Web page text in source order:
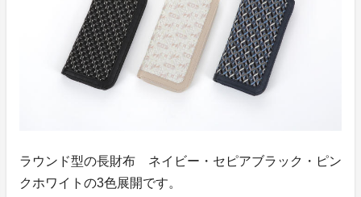
ラウンド型の長財布 ネイビー・セピアブラック・ピン
クホワイトの3色展開です。